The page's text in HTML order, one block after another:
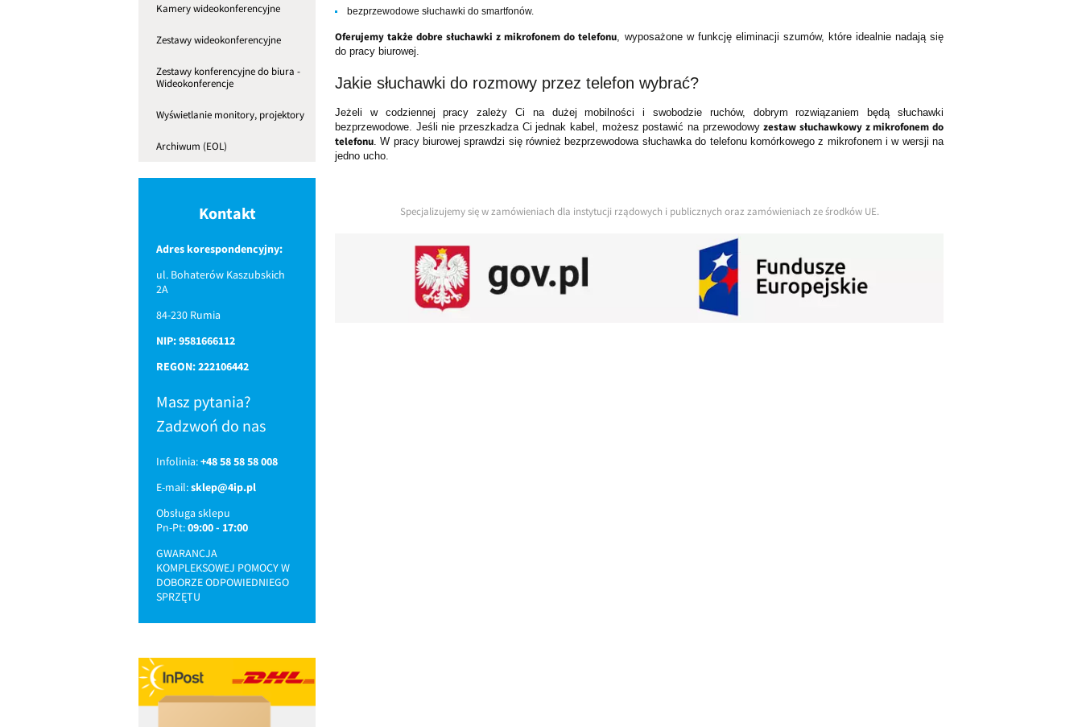
Kamery wideokonferencyjne
Zestawy wideokonferencyjne
Zestawy konferencyjne do biura -
Wideokonferencje
Wyświetlanie monitory, projektory
Archiwum (EOL)
Kontakt
Adres korespondencyjny:
ul. Bohaterów Kaszubskich
2A
84-230 Rumia
NIP: 9581666112
REGON: 222106442
Masz pytania?
Zadzwoń do nas
Infolinia:+48 58 58 58 008
E-mail:sklep@4ip.pl
Obsługa sklepu
Pn-Pt:09:00 - 17:00
GWARANCJA
KOMPLEKSOWEJ POMOCY W
DOBORZE ODPOWIEDNIEGO
SPRZĘTU
bezprzewodowe słuchawki do smartfonów.
Oferujemy także dobre słuchawki z mikrofonem do telefonu, wyposażone w funkcję eliminacji szumów, które idealnie nadają się
do pracy biurowej.
Jakie słuchawki do rozmowy przez telefon wybrać?
Jeżeli w codziennej pracy zależy Ci na dużej mobilności i swobodzie ruchów, dobrym rozwiązaniem będą słuchawki
bezprzewodowe. Jeśli nie przeszkadza Ci jednak kabel, możesz postawić na przewodowyzestaw słuchawkowy z mikrofonem do
telefonu. W pracy biurowej sprawdzi się również bezprzewodowa słuchawka do telefonu komórkowego z mikrofonem i w wersji na
jedno ucho.
Specjalizujemy się w zamówieniach dla instytucji rządowych i publicznych oraz zamówieniach ze środków UE.